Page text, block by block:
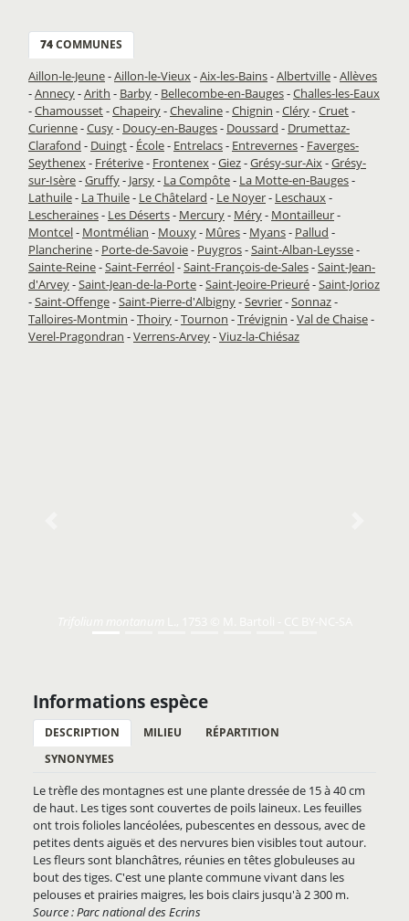
74COMMUNES
Aillon-le-Jeune-Aillon-le-Vieux-Aix-les-Bains-Albertville-Allèves
-Annecy-Arith - Barby- Bellecombe-en-Bauges-Challes-les-Eaux
-Chamousset-Chapeiry-Chevaline-Chignin -Cléry-Cruet-
Curienne-Cusy- Doucy-en-Bauges- Doussard - Drumettaz-
Clarafond - Duingt- École- Entrelacs- Entrevernes- Faverges-
Seythenex- Fréterive- Frontenex-Giez-Grésy-sur-Aix-Grésy-
sur-Isère-Gruffy- Jarsy- La Compôte- La Motte-en-Bauges-
Lathuile- La Thuile- Le Châtelard - Le Noyer- Leschaux-
Lescheraines- Les Déserts- Mercury- Méry- Montailleur-
Montcel- Montmélian - Mouxy- Mûres- Myans- Pallud -
Plancherine- Porte-de-Savoie- Puygros-Saint-Alban-Leysse-
Sainte-Reine-Saint-Ferréol-Saint-François-de-Sales-Saint-Jean-
d'Arvey-Saint-Jean-de-la-Porte-Saint-Jeoire-Prieuré-Saint-Jorioz
-Saint-Offenge-Saint-Pierre-d'Albigny-Sevrier-Sonnaz-
Talloires-Montmin -Thoiry-Tournon -Trévignin -Val de Chaise-
Verel-Pragondran -Verrens-Arvey-Viuz-la-Chiésaz
Informations espèce
DESCRIPTION MILIEU
RÉPARTITION
SYNONYMES
Le trèfle des montagnes est une plante dressée de 15 à 40 cm
de haut. Les tiges sont couvertes de poils laineux. Les feuilles
ont trois folioles lancéolées, pubescentes en dessous, avec de
petites dents aiguës et des nervures bien visibles tout autour.
Les fleurs sont blanchâtres, réunies en têtes globuleuses au
bout des tiges. C'est une plante commune vivant dans les
pelouses et prairies maigres, les bois clairs jusqu'à 2 300 m.
Source : Parc national des Ecrins